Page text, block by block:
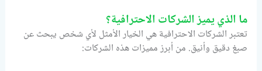
ما الذي يميز الشركات الاحترافية؟
تعتبر الشركات الاحترافية هي الخيار الأمثل لأي شخص يبحث عن
صبغ دقيق وأنيق. من أبرز مميزات هذه الشركات: